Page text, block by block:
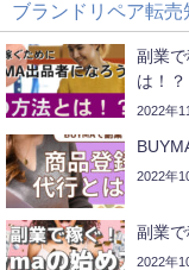
ブランドリペア転売
副業
は！？
2022年
2022年
副業
2022年